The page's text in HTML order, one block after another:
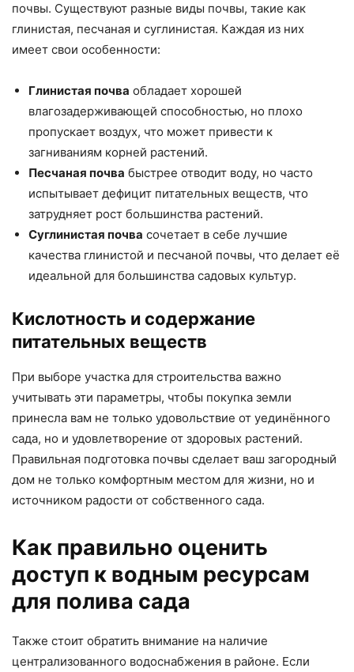
почвы. Существуют разные виды почвы, такие как
глинистая, песчаная и суглинистая. Каждая из них
имеет свои особенности:
Глинистая почва обладает хорошей
влагозадерживающей способностью, но плохо
пропускает воздух, что может привести к
загниваниям корней растений.
Песчаная почва быстрее отводит воду, но часто
испытывает дефицит питательных веществ, что
затрудняет рост большинства растений.
Суглинистая почва сочетает в себе лучшие
качества глинистой и песчаной почвы, что делает её
идеальной для большинства садовых культур.
Кислотность и содержание
питательных веществ
При выборе участка для строительства важно
учитывать эти параметры, чтобы покупка земли
принесла вам не только удовольствие от уединённого
сада, но и удовлетворение от здоровых растений.
Правильная подготовка почвы сделает ваш загородный
дом не только комфортным местом для жизни, но и
источником радости от собственного сада.
Как правильно оценить
доступ к водным ресурсам
для полива сада
Также стоит обратить внимание на наличие
централизованного водоснабжения в районе. Если